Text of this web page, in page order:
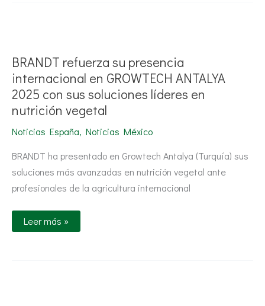
BRANDT refuerza su presencia
internacional en GROWTECH ANTALYA
2025 con sus soluciones líderes en
nutrición vegetal
Noticias España, Noticias México
BRANDT ha presentado en Growtech Antalya (Turquía) sus
soluciones más avanzadas en nutrición vegetal ante
profesionales de la agricultura internacional
presencia
internacional
en
GROWTECH
ANTALYA
2025
con
soluciones
nutrición
vegetal
Leer más »